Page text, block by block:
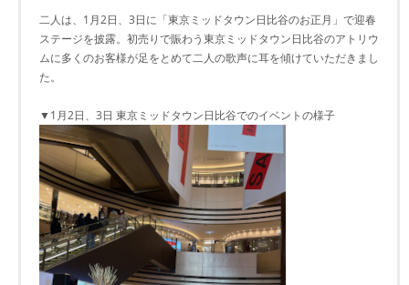
二人は、1月2日、3日に「東京ミッドタウン日比谷のお正月」で迎春
ステージを披露。初売りで賑わう東京ミッドタウン日比谷のアトリウ
ムに多くのお客様が足をとめて二人の歌声に耳を傾けていただきまし
た。
▼1月2日、3日 東京ミッドタウン日比谷でのイベントの様子